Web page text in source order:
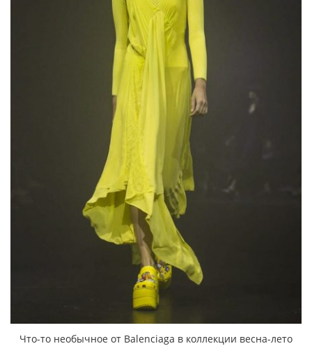
Что-то необычное от Balenciaga в коллекции весна-лето